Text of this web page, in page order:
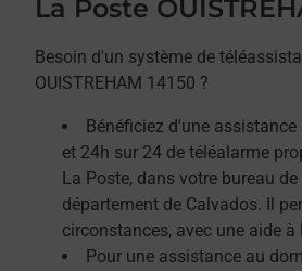
La Poste
Besoin d'un système de
OUISTREHAM 14150 ?
Bénéficiez d'une
et 24h sur 24 de téléalarme
La Poste, dans votre bureau
département de Calvados. Il
circonstances, avec une aide
Pour une assistance au